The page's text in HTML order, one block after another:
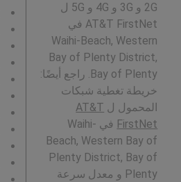
2G و 3G و 4G و 5G ل
AT&T FirstNet في
Waihi-Beach, Western
Bay of Plenty District,
Bay of Plenty. راجع أيضًا:
خريطة تغطية شبكات
المحمول ل AT&T
FirstNet
في Waihi-
Beach, Western Bay of
Plenty District, Bay of
Plenty و معدل سرعة